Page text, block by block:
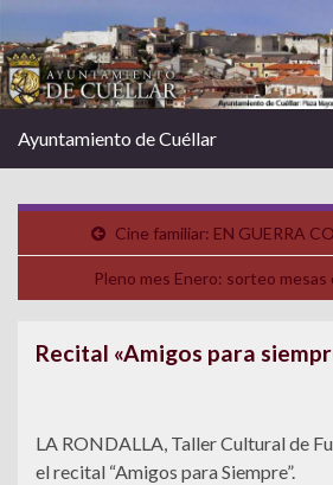
Ayuntamiento de Cuéllar
Cine familiar: EN GUERRA
Pleno mes Enero: sorteo
Recital «Amigos para
LA RONDALLA, Taller Cultural de
el recital “Amigos para Siempre”.